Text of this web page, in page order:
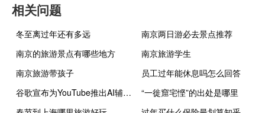
相关问题
冬至离过年还有多远
南京两日游必去景点推荐
南京的旅游景点有哪些地方
南京旅游学生
南京旅游带孩子
员工过年能休息吗怎么回答
谷歌宣布为YouTube推出AI辅助功能
“一徙窟宅悭”的出处是哪里